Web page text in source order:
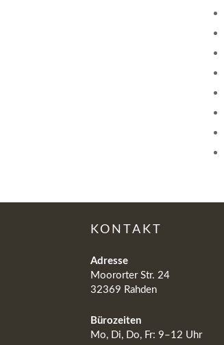
KONTAKT
Adresse
Moororter Str. 24
32369 Rahden
Bürozeiten
Mo, Di, Do, Fr: 9–12 Uhr